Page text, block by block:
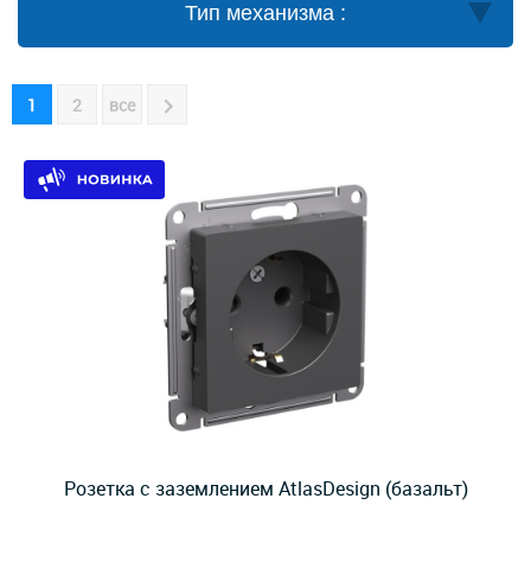
Тип механизма :
1 2 все
Розетка с заземлением AtlasDesign (базальт)